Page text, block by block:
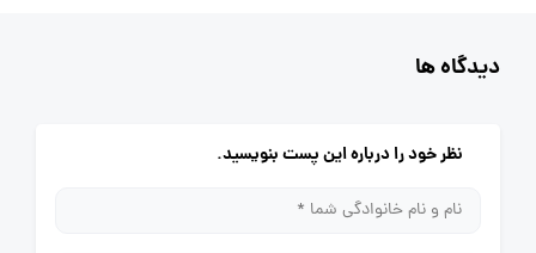
دیدگاه ها
نظر خود را درباره این پست بنویسید.